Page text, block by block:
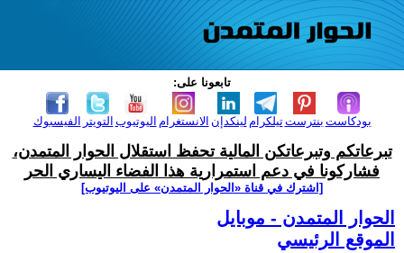
تابعونا على:
الفيسبوك التويتر اليوتيوب الانستغرام لينكدإن تيلكرامبنترست بودكاست
تبرعاتكم وتبرعاتكن المالية تحفظ استقلال الحوار المتمدن،
فشاركونا في دعم استمرارية هذا الفضاء اليساري الحر
[اشترك في قناة ‫«الحوار المتمدن» على اليوتيوب]
الحوار المتمدن - موبايل
الموقع الرئيسي